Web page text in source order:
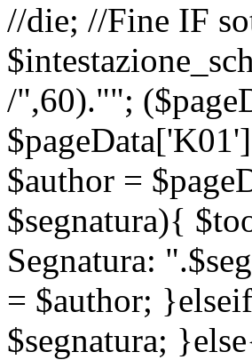
//die; //Fine IF
/",60)."";
$author =
$segnatura){
Segnatura:
= $author;
$segnatura;